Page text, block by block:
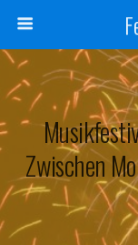
Zwischen